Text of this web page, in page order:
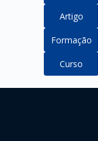
Artigo
Formação
Curso